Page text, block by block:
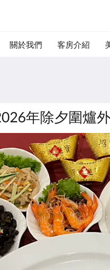
關於我們 客房介紹
年除夕圍爐